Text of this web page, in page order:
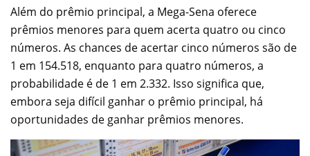
Além do prêmio principal, a Mega-Sena oferece
prêmios menores para quem acerta quatro ou cinco
números. As chances de acertar cinco números são de
1 em 154.518, enquanto para quatro números, a
probabilidade é de 1 em 2.332. Isso significa que,
embora seja difícil ganhar o prêmio principal, há
oportunidades de ganhar prêmios menores.